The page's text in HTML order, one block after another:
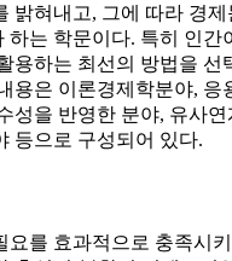
밝혀내고, 그에 따라 경
하는 학문이다. 특히 인간
용하는 최선의 방법을 선
용은 이론경제학분야, 응
성을 반영한 분야, 유사
등으로 구성되어 있다.
요를 효과적으로 충족시